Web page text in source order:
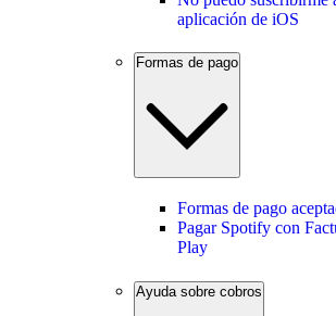
aplicación de iOS
Formas de pago
Formas de pago
Pagar Spotify con
Play
Ayuda sobre cobros